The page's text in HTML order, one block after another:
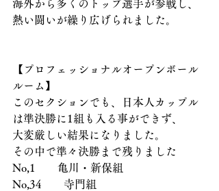
海外から多くのトップ選手が参戦し、
熱い闘いが繰り広げられました。
【プロフェッショナルオープンボール
ルーム】
このセクションでも、日本人カップル
は準決勝に1組も入る事ができず、
大変厳しい結果になりました。
その中で準々決勝まで残りました
No,1　　亀川・新保組
No,34　　寺門組